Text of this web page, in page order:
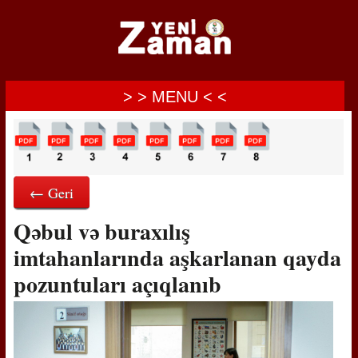
> > MENU < <
← Geri
Qəbul və buraxılış
imtahanlarında aşkarlanan qayda
pozuntuları açıqlanıb